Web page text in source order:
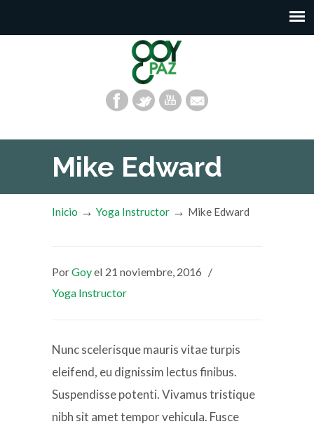
Mike Edward
Inicio → Yoga Instructor → Mike Edward
PorGoyel 21 noviembre, 2016 /
Yoga Instructor
Nunc scelerisque mauris vitae turpis
eleifend, eu dignissim lectus finibus.
Suspendisse potenti. Vivamus tristique
nibh sit amet tempor vehicula. Fusce